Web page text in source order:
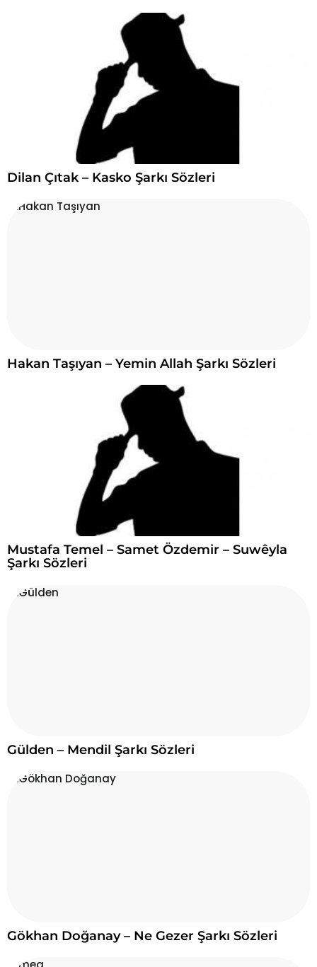
Dilan Çıtak – Kasko Şarkı Sözleri
Hakan Taşıyan – Yemin Allah Şarkı Sözleri
Mustafa Temel – Samet Özdemir – Suwêyla
Şarkı Sözleri
Gülden – Mendil Şarkı Sözleri
Gökhan Doğanay – Ne Gezer Şarkı Sözleri